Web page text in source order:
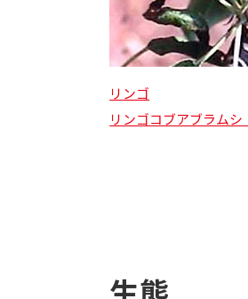
リンゴ
リンゴコブアブラムシ